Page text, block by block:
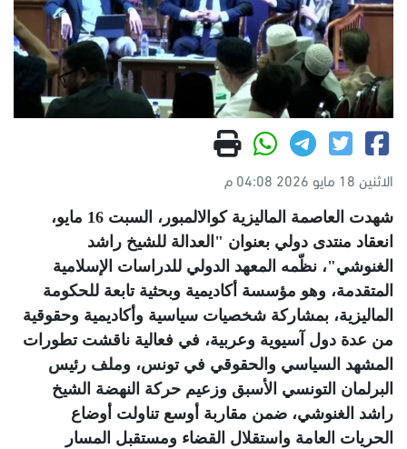
الاثنين 18 مايو 2026 04:08 م
شهدت العاصمة الماليزية كوالالمبور، السبت 16 مايو،
انعقاد منتدى دولي بعنوان "العدالة للشيخ راشد
الغنوشي"، نظّمه المعهد الدولي للدراسات الإسلامية
المتقدمة، وهو مؤسسة أكاديمية وبحثية تابعة للحكومة
الماليزية، بمشاركة شخصيات سياسية وأكاديمية وحقوقية
من عدة دول آسيوية وعربية، في فعالية ناقشت تطورات
المشهد السياسي والحقوقي في تونس، وملف رئيس
البرلمان التونسي الأسبق وزعيم حركة النهضة الشيخ
راشد الغنوشي، ضمن مقاربة أوسع تناولت أوضاع
الحريات العامة واستقلال القضاء ومستقبل المسار